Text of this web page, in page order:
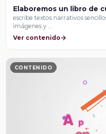
Elaboremos un libro de
escribe textos narrativos
imágenes y …
Ver contenido
CONTENIDO